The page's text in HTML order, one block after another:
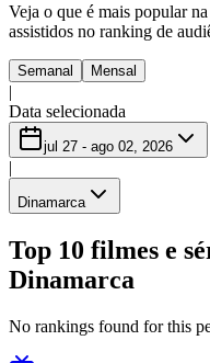
Veja o que é mais popular
assistidos no ranking de
Semanal Mensal
|
Data selecionada
jul 27 - ago 02, 2026
|
Dinamarca
Top 10 filmes e
Dinamarca
No rankings found for this